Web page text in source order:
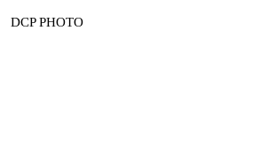
DCP PHOTO